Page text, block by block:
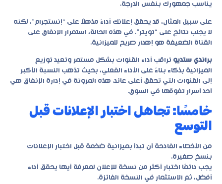
يناسب جمهورك بنفس الدرجة.
على سبيل المثال، قد يحقق إعلانك أداءً مذهلًا على “إنستجرام”، لكنه
لا يجلب نتائج على “تويتر”. في هذه الحالة، استمرار الإنفاق على
القناة الضعيفة هو إهدار صريح للميزانية.
براندي ستديو تراقب أداء القنوات بشكل مستمر وتعيد توزيع
الميزانية بذكاء بناءً على الأداء الفعلي، بحيث تذهب النسبة الأكبر
إلى القنوات التي تحقق أعلى عائد. هذه المرونة في إدارة الإنفاق هي
أحد أسرار تفوقها في السوق.
خامسًا: تجاهل اختبار الإعلانات قبل
التوسع
من الأخطاء الفادحة أن تبدأ بميزانية ضخمة قبل اختبار الإعلانات
بنسخ صغيرة.
يجب دائمًا اختبار أكثر من نسخة للإعلان لمعرفة أيها يحقق أداء
أفضل، ثم الاستثمار في النسخة الفائزة.